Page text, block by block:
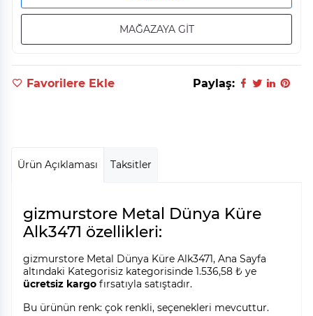
MAĞAZAYA GİT
Favorilere Ekle Paylaş:
Ürün Açıklaması Taksitler
gizmurstore Metal Dünya Küre
Alk3471 özellikleri:
gizmurstore Metal Dünya Küre Alk3471, Ana Sayfa
altındaki Kategorisiz kategorisinde 1.536,58 ₺ ye
ücretsiz kargo fırsatıyla satıştadır.
Bu ürünün renk: çok renkli, seçenekleri mevcuttur.